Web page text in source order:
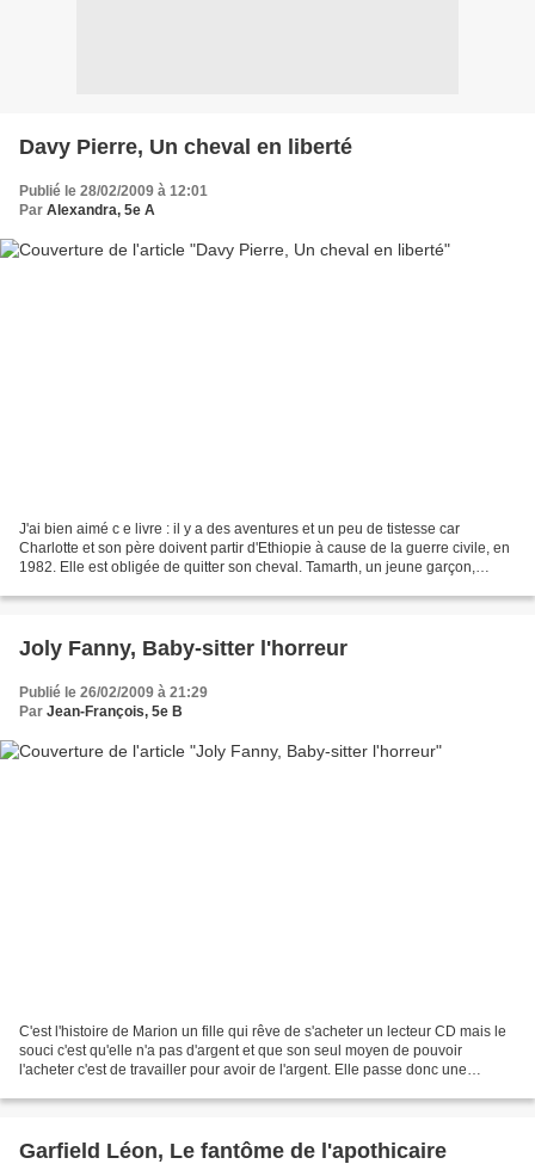
Davy Pierre, Un cheval en liberté
Publié le 28/02/2009 à 12:01
Par Alexandra, 5e A
J'ai bien aimé c e livre : il y a des aventures et un peu de tistesse car
Charlotte et son père doivent partir d'Ethiopie à cause de la guerre civile, en
1982. Elle est obligée de quitter son cheval. Tamarth, un jeune garçon,
Joly Fanny, Baby-sitter l'horreur
Publié le 26/02/2009 à 21:29
Par Jean-François, 5e B
C'est l'histoire de Marion un fille qui rêve de s'acheter un lecteur CD mais le
souci c'est qu'elle n'a pas d'argent et que son seul moyen de pouvoir
l'acheter c'est de travailler pour avoir de l'argent. Elle passe donc une
Garfield Léon, Le fantôme de l'apothicaire